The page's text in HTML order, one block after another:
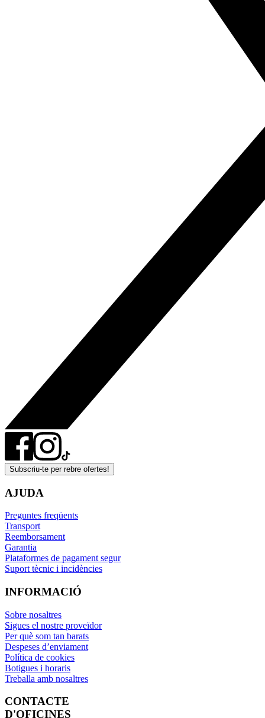
Subscriu-te per rebre ofertes!
AJUDA
Preguntes freqüents
Transport
Reemborsament
Garantia
Plataformes de pagament segur
Suport tècnic i incidències
INFORMACIÓ
Sobre nosaltres
Sigues el nostre proveïdor
Per què som tan barats
Despeses d’enviament
Política de cookies
Botigues i horaris
Treballa amb nosaltres
CONTACTE
D'OFICINES